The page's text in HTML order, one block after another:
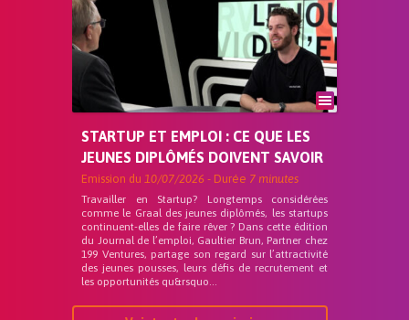
STARTUP ET EMPLOI : CE QUE LES
JEUNES DIPLÔMÉS DOIVENT SAVOIR
Emission du 10/07/2026 - Durée 7 minutes
Travailler en Startup? Longtemps considérées
comme le Graal des jeunes diplômés, les startups
continuent-elles de faire rêver ? Dans cette édition
du Journal de l’emploi, Gaultier Brun, Partner chez
199 Ventures, partage son regard sur l’attractivité
des jeunes pousses, leurs défis de recrutement et
les opportunités qu&rsquo...